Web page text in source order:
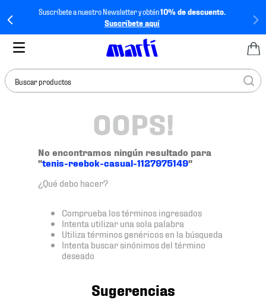
Suscríbete a nuestro Newsletter y obtén10% de descuento.
Suscríbete aquí
Buscar productos
OOPS!
No encontramos ningún resultado para
"tenis-reebok-casual-1127975149"
¿Qué debo hacer?
Comprueba los términos ingresados
Intenta utilizar una sola palabra
Utiliza términos genéricos en la búsqueda
Intenta buscar sinónimos del término
deseado
Sugerencias
tenis mujer
tenis hombre
tenis
tenis futbol
mochila